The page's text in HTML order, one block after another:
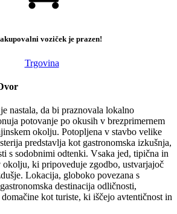
voziček je prazen!
Trgovina
nastala, da bi praznovala lokalno
potovanje po okusih v brezprimernem
okolju. Potopljena v stavbo velike
predstavlja kot gastronomska izkušnja,
s sodobnimi odtenki. Vsaka jed, tipična in
okolju, ki pripoveduje zgodbo, ustvarjajoč
Lokacija, globoko povezana s
destinacija odličnosti,
kot turiste, ki iščejo avtentičnost in